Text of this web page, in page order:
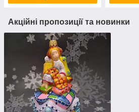
Акційні пропозиції та новинки